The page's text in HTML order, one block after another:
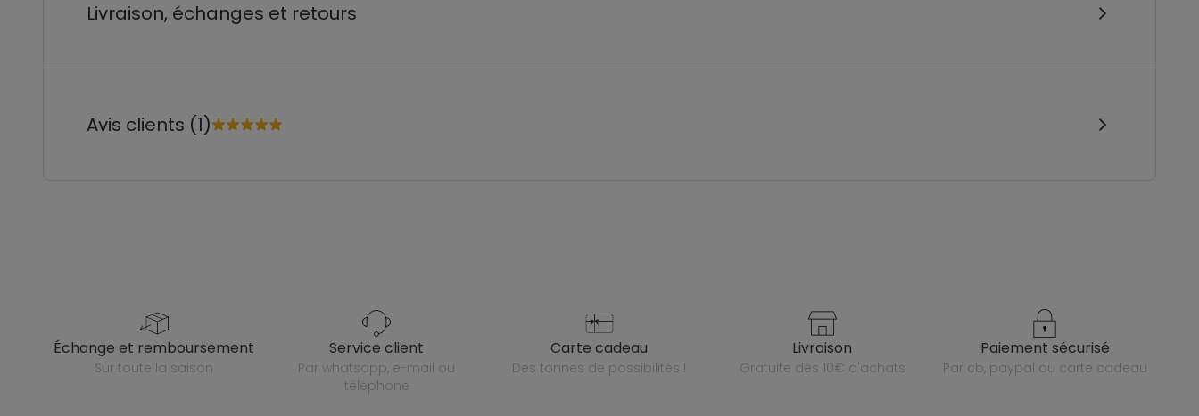
Livraison, échanges et retours
Avis clients (1)
échange et remboursement
sur toute la saison
service client
par whatsapp, e-mail ou
téléphone
carte cadeau
des tonnes de possibilités !
livraison
gratuite dès 10€ d'achats
paiement sécurisé
par cb, paypal ou carte cadeau